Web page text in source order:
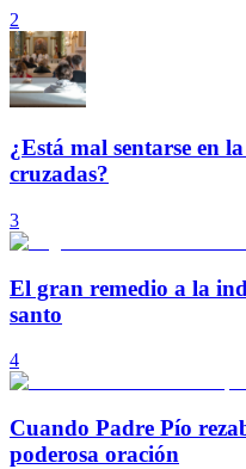
2
¿Está mal sentarse en
cruzadas?
3
El gran remedio a la
santo
4
Cuando Padre Pío
poderosa oración